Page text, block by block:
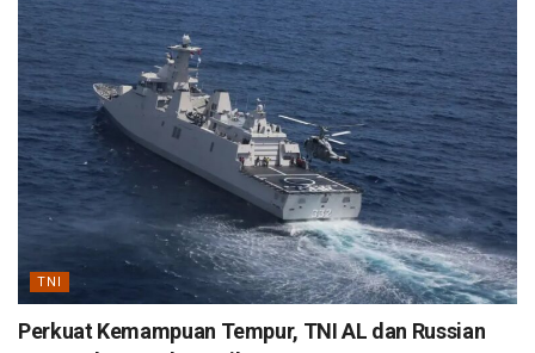
TNI
Perkuat Kemampuan Tempur, TNI AL dan Russian